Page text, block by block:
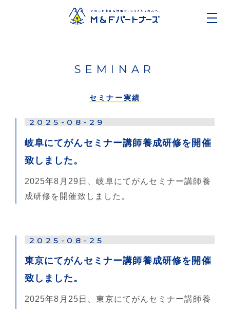
SEMINAR
セミナー実績
2025-08-29
岐阜にてがんセミナー講師養成研修を開催
致しました。
2025年8月29日、岐阜にてがんセミナー講師養
成研修を開催致しました。
2025-08-25
東京にてがんセミナー講師養成研修を開催
致しました。
2025年8月25日、東京にてがんセミナー講師養